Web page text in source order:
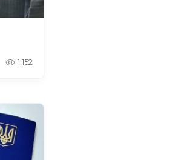
1,152